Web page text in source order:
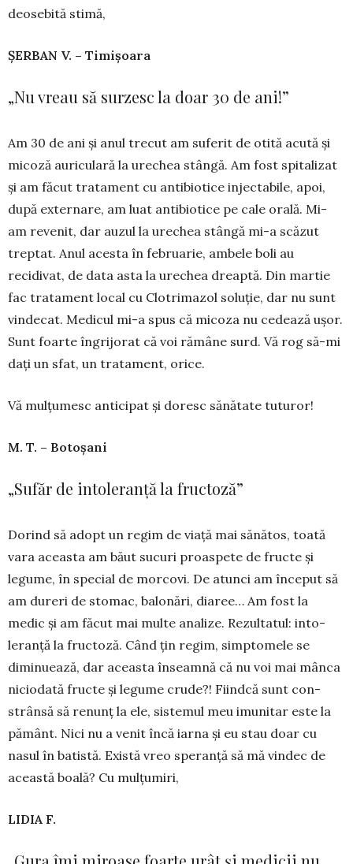
deosebită stimă,
ȘERBAN V. – Timișoara
„Nu vreau să surzesc la doar 30 de ani!”
Am 30 de ani și anul trecut am suferit de otită acută și
micoză auriculară la urechea stângă. Am fost spitalizat
și am făcut tratament cu antibiotice injectabile, apoi,
după exter­nare, am luat antibio­tice pe cale orală. Mi-
am revenit, dar auzul la urechea stângă mi-a scăzut
treptat. Anul acesta în februarie, ambele boli au
recidivat, de data asta la ure­chea dreaptă. Din martie
fac tratament local cu Clo­tri­mazol solu­ție, dar nu sunt
vin­decat. Me­dicul mi-a spus că mi­coza nu cedea­ză ușor.
Sunt foarte îngrijorat că voi ră­mâne surd. Vă rog să-mi
dați un sfat, un tra­ta­ment, orice.
Vă mulțumesc anticipat și doresc sănătate tuturor!
M. T. – Botoșani
„Sufăr de intoleranță la fructoză”
Dorind să adopt un regim de via­ță mai sănătos, toată
vara a­ceas­ta am băut sucuri proaspete de fruc­te și
legume, în special de mor­­covi. De atunci am început să
am dureri de stomac, ba­lo­nări, dia­ree… Am fost la
medic și am făcut mai multe analize. Rezultatul: in­to­
leranță la fructoză. Când țin regim, simptomele se
diminuează, dar aceasta în­­seamnă că nu voi mai mânca
nicio­dată fructe și legume crude?! Fiindcă sunt con­
strânsă să renunț la ele, sistemul meu imunitar este la
pământ. Nici nu a venit încă iarna și eu stau doar cu
nasul în batistă. Există vreo speranță să mă vindec de
această boală? Cu mulțumiri,
LIDIA F.